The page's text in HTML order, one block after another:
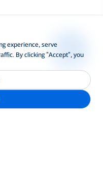
experience, serve
By clicking "Accept", you